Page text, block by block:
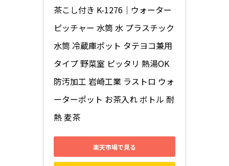
茶こし付き K-1276｜ウォーター
ピッチャー 水筒 水 プラスチック
水筒 冷蔵庫ポット タテヨコ兼用
タイプ 野菜室 ピッタリ 熱湯OK
防汚加工 岩崎工業 ラストロ ウォ
ーターポット お茶入れ ボトル 耐
熱 麦茶
楽天市場で見る